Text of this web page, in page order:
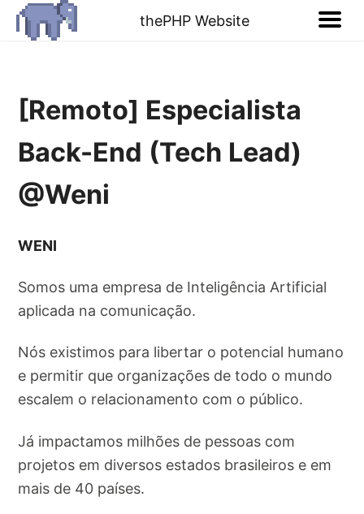
thePHP Website
[Remoto] Especialista
Back-End (Tech Lead)
@Weni
WENI
Somos uma empresa de Inteligência Artificial
aplicada na comunicação.
Nós existimos para libertar o potencial humano
e permitir que organizações de todo o mundo
escalem o relacionamento com o público.
Já impactamos milhões de pessoas com
projetos em diversos estados brasileiros e em
mais de 40 países.